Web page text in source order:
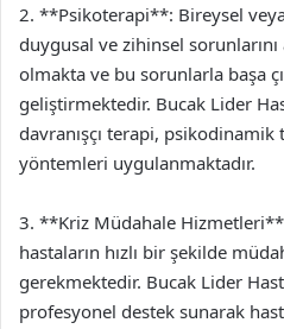
2. **Psikoterapi**: Bireysel
duygusal ve zihinsel sorunlarını
olmakta ve bu sorunlarla başa
geliştirmektedir. Bucak Lider
davranışçı terapi,
yöntemleri uygulanmaktadır.
3. **Kriz Müdahale
hastaların hızlı bir şekilde
gerekmektedir. Bucak Lider
profesyonel destek sunarak